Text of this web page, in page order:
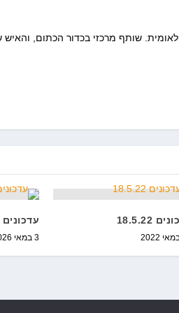
שותף מרכזי בכדור הכתום,
18.5.22 עדכונים 3.5.26
3 במאי 2026